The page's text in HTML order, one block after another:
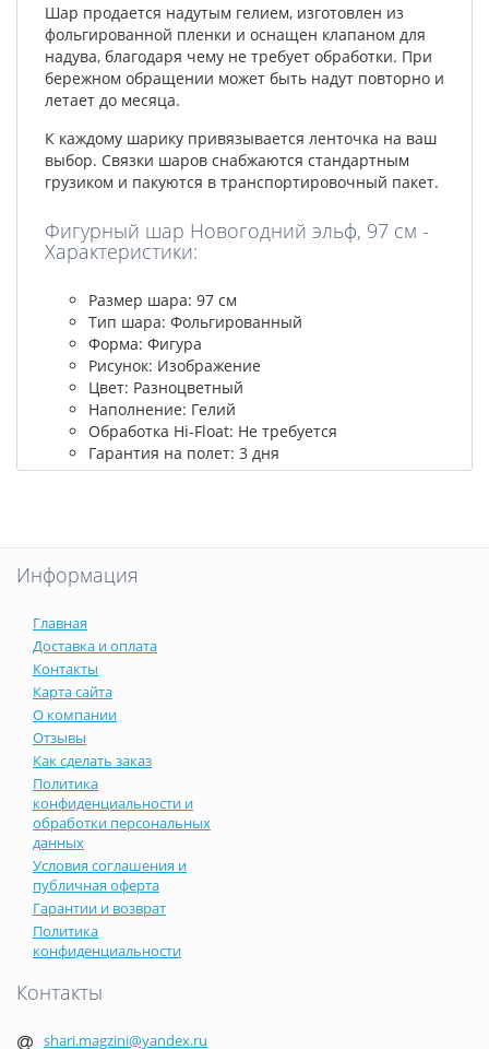
Шар продается надутым гелием, изготовлен из
фольгированной пленки и оснащен клапаном для
надува, благодаря чему не требует обработки. При
бережном обращении может быть надут повторно и
летает до месяца.
К каждому шарику привязывается ленточка на ваш
выбор. Связки шаров снабжаются стандартным
грузиком и пакуются в транспортировочный пакет.
Фигурный шар Новогодний эльф, 97 см -
Характеристики:
Размер шара: 97 см
Тип шара: Фольгированный
Форма: Фигура
Рисунок: Изображение
Цвет: Разноцветный
Наполнение: Гелий
Обработка Hi-Float: Не требуется
Гарантия на полет: 3 дня
Информация
Главная
Доставка и оплата
Контакты
Карта сайта
О компании
Отзывы
Как сделать заказ
Политика
конфиденциальности и
обработки персональных
данных
Условия соглашения и
публичная оферта
Гарантии и возврат
Политика
конфиденциальности
Контакты
shari.magzini@yandex.ru